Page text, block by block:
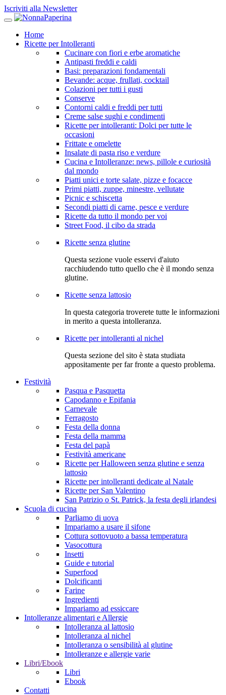
Iscriviti alla Newsletter
Home
Ricette per Intolleranti
Cucinare con fiori e erbe aromatiche
Antipasti freddi e caldi
Basi: preparazioni fondamentali
Bevande: acque, frullati, cocktail
Colazioni per tutti i gusti
Conserve
Contorni caldi e freddi per tutti
Creme salse sughi e condimenti
Ricette per intolleranti: Dolci per tutte le
occasioni
Frittate e omelette
Insalate di pasta riso e verdure
Cucina e Intolleranze: news, pillole e curiosità
dal mondo
Piatti unici e torte salate, pizze e focacce
Primi piatti, zuppe, minestre, vellutate
Picnic e schiscetta
Secondi piatti di carne, pesce e verdure
Ricette da tutto il mondo per voi
Street Food, il cibo da strada
Ricette senza glutine
Questa sezione vuole esservi d'aiuto
racchiudendo tutto quello che è il mondo senza
glutine.
Ricette senza lattosio
In questa categoria troverete tutte le informazioni
in merito a questa intolleranza.
Ricette per intolleranti al nichel
Questa sezione del sito è stata studiata
appositamente per far fronte a questo problema.
Festività
Pasqua e Pasquetta
Capodanno e Epifania
Carnevale
Ferragosto
Festa della donna
Festa della mamma
Festa del papà
Festività americane
Ricette per Halloween senza glutine e senza
lattosio
Ricette per intolleranti dedicate al Natale
Ricette per San Valentino
San Patrizio o St. Patrick, la festa degli irlandesi
Scuola di cucina
Parliamo di uova
Impariamo a usare il sifone
Cottura sottovuoto a bassa temperatura
Vasocottura
Insetti
Guide e tutorial
Superfood
Dolcificanti
Farine
Ingredienti
Impariamo ad essiccare
Intolleranze alimentari e Allergie
Intolleranza al lattosio
Intolleranza al nichel
Intolleranza o sensibilità al glutine
Intolleranze e allergie varie
Libri/Ebook
Libri
Ebook
Contatti